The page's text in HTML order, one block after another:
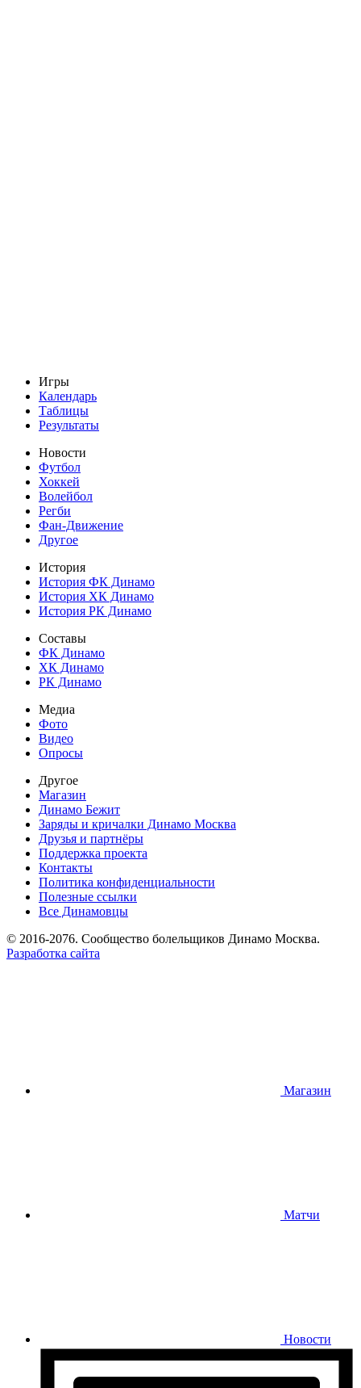
Игры
Календарь
Таблицы
Результаты
Новости
Футбол
Хоккей
Волейбол
Регби
Фан-Движение
Другое
История
История ФК Динамо
История ХК Динамо
История РК Динамо
Составы
ФК Динамо
ХК Динамо
РК Динамо
Медиа
Фото
Видео
Опросы
Другое
Магазин
Динамо Бежит
Заряды и кричалки Динамо Москва
Друзья и партнёры
Поддержка проекта
Контакты
Политика конфиденциальности
Полезные ссылки
Все Динамовцы
© 2016-2076. Сообщество болельщиков Динамо Москва.
Разработка сайта
Магазин
Матчи
Новости